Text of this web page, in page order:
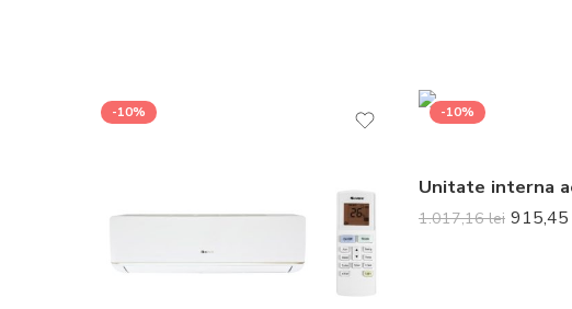
-10% -10%
1.017,16lei 915,45